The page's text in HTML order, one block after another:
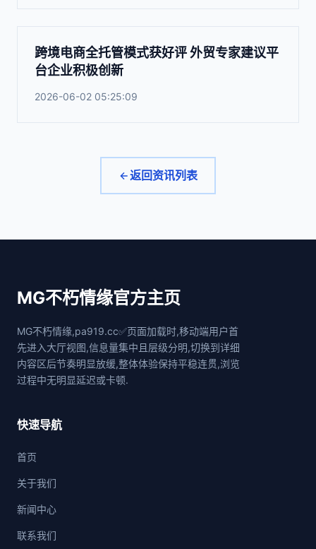
跨境电商全托管模式获好评 外贸专家建议平
台企业积极创新
2026-06-02 05:25:09
返回资讯列表
MG不朽情缘官方主页
MG不朽情缘,pa919.cc✅页面加载时,移动端用户首
先进入大厅视图,信息量集中且层级分明,切换到详细
内容区后节奏明显放缓,整体体验保持平稳连贯,浏览
过程中无明显延迟或卡顿.
快速导航
首页
关于我们
新闻中心
联系我们